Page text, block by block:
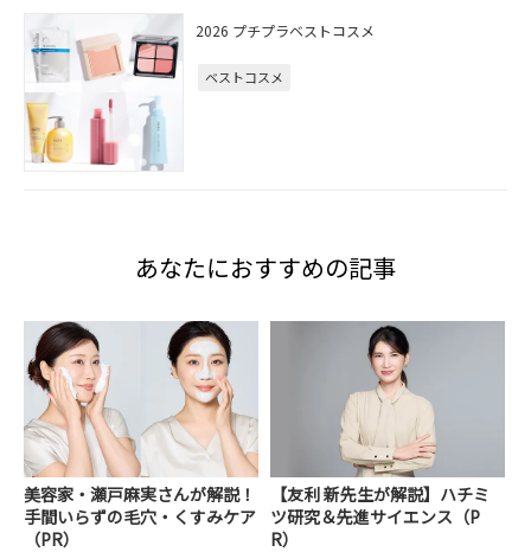
2026 プチプラベストコスメ
ベストコスメ
あなたにおすすめの記事
美容家・瀬戸麻実さんが解説！
手間いらずの毛穴・くすみケア
（PR）
【友利 新先生が解説】ハチミ
ツ研究＆先進サイエンス（P
R）